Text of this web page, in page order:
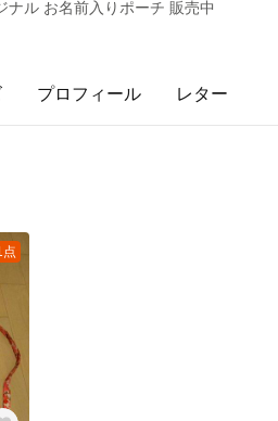
ナル お名前入りポーチ 販売中
プロフィール レター
点